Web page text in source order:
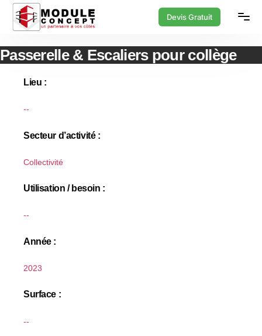
Devis Gratuit
Passerelle & Escaliers pour collège
Lieu :
--
Secteur d’activité :
Collectivité
Utilisation / besoin :
--
Année :
2023
Surface :
--